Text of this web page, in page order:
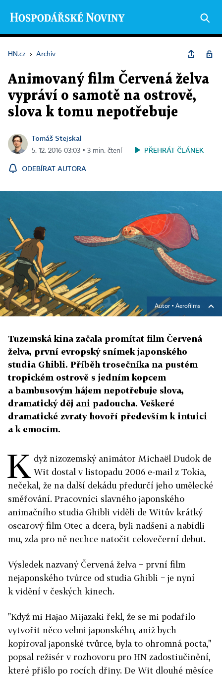
HN.cz › Archiv
Animovaný film Červená želva
vypráví o samotě na ostrově,
slova k tomu nepotřebuje
Tomáš Stejskal
5. 12. 2016 03:03 ▪ 3 min. čtení PŘEHRÁT ČLÁNEK
ODEBÍRAT AUTORA
Autor ▪ Aerofilms
Tuzemská kina začala promítat film Červená
želva, první evropský snímek japonského
studia Ghibli. Příběh trosečníka na pustém
tropickém ostrově s jedním kopcem
a bambusovým hájem nepotřebuje slova,
dramatický děj ani padoucha. Veškeré
dramatické zvraty hovoří především k intuici
a k emocím.
K dyž nizozemský animátor Michaël Dudok de
Wit dostal v listopadu 2006 e-mail z Tokia,
nečekal, že na další dekádu předurčí jeho umělecké
směřování. Pracovníci slavného japonského
animačního studia Ghibli viděli de Witův krátký
oscarový film Otec a dcera, byli nadšeni a nabídli
mu, zda pro ně nechce natočit celovečerní debut.
Výsledek nazvaný Červená želva − první film
nejaponského tvůrce od studia Ghibli − je nyní
k vidění v českých kinech.
"Když mi Hajao Mijazaki řekl, že se mi podařilo
vytvořit něco velmi japonského, aniž bych
kopíroval japonské tvůrce, byla to ohromná pocta,"
popsal režisér v rozhovoru pro HN zadostiučinění,
které přišlo po rocích dřiny. De Wit dlouhé měsíce